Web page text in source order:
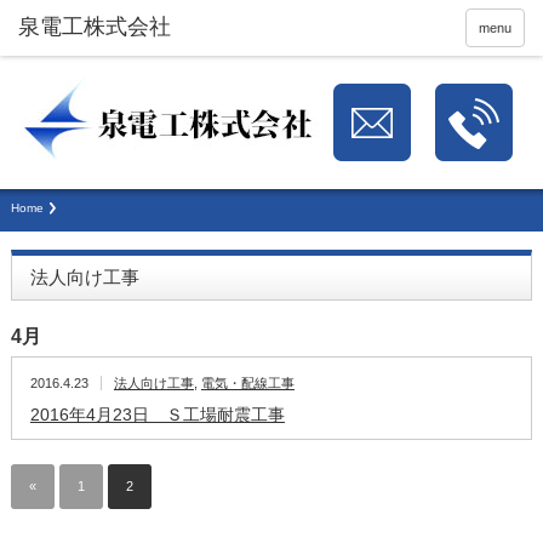
menu
Home
法人向け工事
4月
2016.4.23 法人向け工事, 電気・配線工事
2016年4月23日 Ｓ工場耐震工事
« 1 2